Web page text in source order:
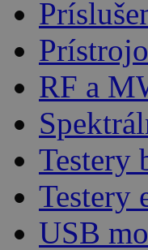
RF a
Testery
Testery
USB